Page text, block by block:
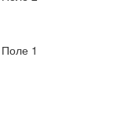
Поле 1